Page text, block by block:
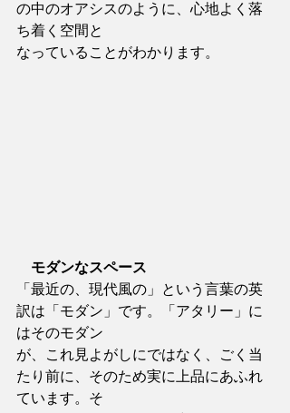
の中のオアシスのように、心地よく落
ち着く空間と
なっていることがわかります。
モダンなスペース
「最近の、現代風の」という言葉の英
訳は「モダン」です。「アタリー」に
はそのモダン
が、これ見よがしにではなく、ごく当
たり前に、そのため実に上品にあふれ
ています。そ